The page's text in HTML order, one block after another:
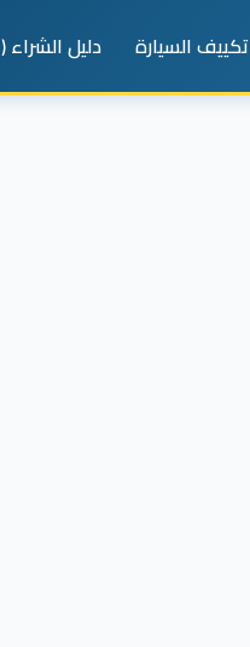
تكييف السيارة دليل الشراء (Buying Guides)